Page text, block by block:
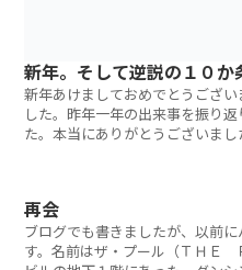
新年。そして逆説の１０か
新年あけましておめでとうござ
した。昨年一年の出来事を振り
た。本当にありがとうございま
再会
ブログでも書きましたが、以前
す。名前はザ・プール（ＴＨＥ